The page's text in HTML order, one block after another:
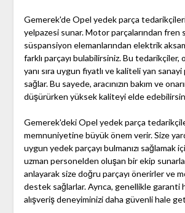
Gemerek'de Opel yedek parça
yelpazesi sunar. Motor parçalarından fren
süspansiyon elemanlarından elektrik
farklı parçayı bulabilirsiniz. Bu tedarikçiler,
yanı sıra uygun fiyatlı ve kaliteli yan sanayi
sağlar. Bu sayede, aracınızın bakım ve
düşürürken yüksek kaliteyi elde
Gemerek'deki Opel yedek parça
memnuniyetine büyük önem verir. Size
uygun yedek parçayı bulmanızı sağlamak
uzman personelden oluşan bir ekip
anlayarak size doğru parçayı önerirler ve
destek sağlarlar. Ayrıca, genellikle garanti
alışveriş deneyiminizi daha güvenli hale